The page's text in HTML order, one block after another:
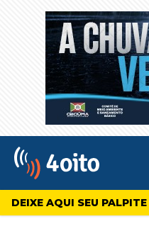
4oito
DEIXE AQUI SEU